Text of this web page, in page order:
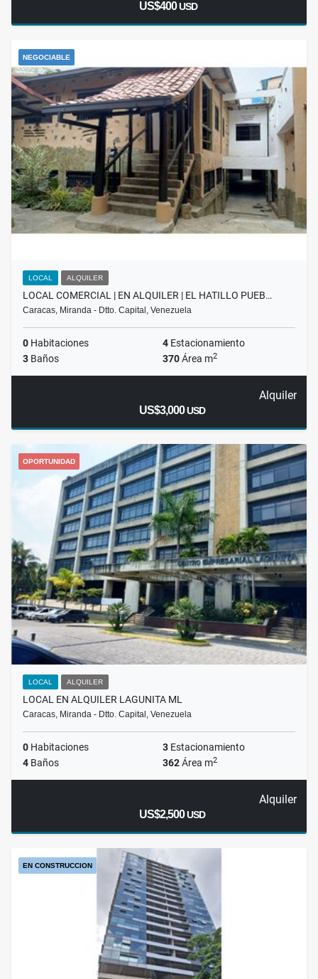
US$400USD
NEGOCIABLE
LOCAL ALQUILER
LOCAL COMERCIAL | EN ALQUILER | EL HATILLO PUEB…
Caracas, Miranda - Dtto. Capital, Venezuela
0 Habitaciones 4 Estacionamiento
3 Baños 370Área m2
Alquiler
US$3,000USD
OPORTUNIDAD
LOCAL ALQUILER
LOCAL EN ALQUILER LAGUNITA ML
Caracas, Miranda - Dtto. Capital, Venezuela
0 Habitaciones 3 Estacionamiento
4 Baños 362Área m2
Alquiler
US$2,500USD
EN CONSTRUCCION